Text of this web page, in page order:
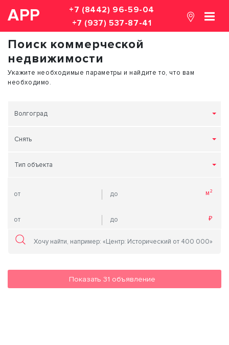
АРР
+7 (8442) 96-59-04
+7 (937) 537-87-41
Поиск коммерческой
недвижимости
Укажите необходимые параметры и найдите то, что вам
необходимо.
Волгоград
Снять
Тип объекта
Показать 31 объявление